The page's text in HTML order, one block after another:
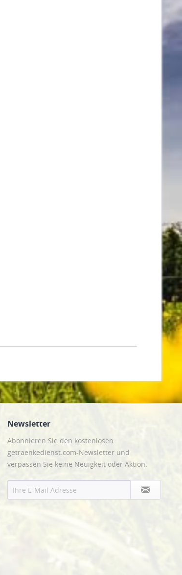
Newsletter
Abonnieren Sie den kostenlosen
getraenkedienst.com-Newsletter und
verpassen Sie keine Neuigkeit oder Aktion.